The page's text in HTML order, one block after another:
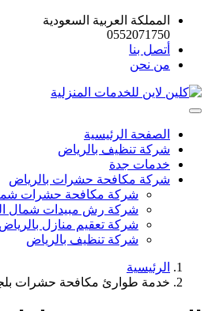
المملكة العربية السعودية
0552071750
أتصل بنا
من نحن
الصفحة الرئيسية
شركة تنظيف بالرياض
خدمات جدة
شركة مكافحة حشرات بالرياض
شركة مكافحة حشرات
شركة رش مبيدات شمال
شركة تعقيم منازل بالرياض
شركة تنظيف بالرياض
الرئيسية
خدمة طوارئ مكافحة حشرات